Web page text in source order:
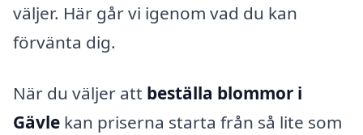
väljer. Här går vi igenom vad du kan
förvänta dig.
När du väljer att beställa blommor i
Gävle kan priserna starta från så lite som